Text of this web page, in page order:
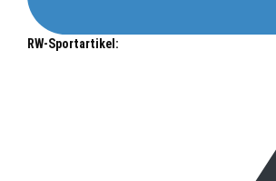
RW-Sportartikel: